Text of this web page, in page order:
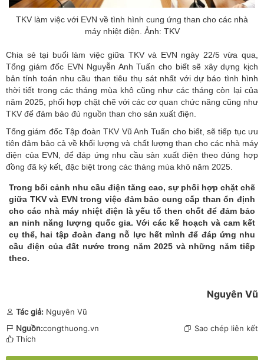
TKV làm việc với EVN về tình hình cung ứng than cho các nhà
máy nhiệt điện. Ảnh: TKV
Chia sẻ tại buổi làm việc giữa TKV và EVN ngày 22/5 vừa qua,
Tổng giám đốc EVN Nguyễn Anh Tuấn cho biết sẽ xây dựng kịch
bản tính toán nhu cầu than tiêu thụ sát nhất với dự báo tình hình
thời tiết trong các tháng mùa khô cũng như các tháng còn lại của
năm 2025, phối hợp chặt chẽ với các cơ quan chức năng cũng như
TKV để đảm bảo đủ nguồn than cho sản xuất điện.
Tổng giám đốc Tập đoàn TKV Vũ Anh Tuấn cho biết, sẽ tiếp tục ưu
tiên đảm bảo cả về khối lượng và chất lượng than cho các nhà máy
điện của EVN, để đáp ứng nhu cầu sản xuất điện theo đúng hợp
đồng đã ký kết, đặc biệt trong các tháng mùa khô năm 2025.
Trong bối cảnh nhu cầu điện tăng cao, sự phối hợp chặt chẽ
giữa TKV và EVN trong việc đảm bảo cung cấp than ổn định
cho các nhà máy nhiệt điện là yếu tố then chốt để đảm bảo
an ninh năng lượng quốc gia. Với các kế hoạch và cam kết
cụ thể, hai tập đoàn đang nỗ lực hết mình để đáp ứng nhu
cầu điện của đất nước trong năm 2025 và những năm tiếp
theo.
Nguyên Vũ
Tác giả: Nguyên Vũ
Nguồn:congthuong.vn
Sao chép liên kết
Thích